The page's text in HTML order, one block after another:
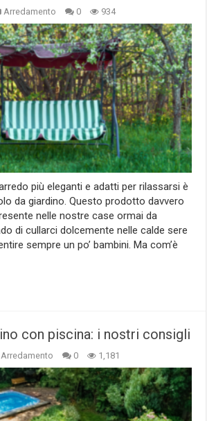
Arredamento 0 934
più eleganti e adatti per rilassarsi è
da giardino. Questo prodotto davvero
nelle nostre case ormai da
di cullarci dolcemente nelle calde sere
sempre un po’ bambini. Ma com’è
con piscina: i nostri consigli
Arredamento 0 1,181